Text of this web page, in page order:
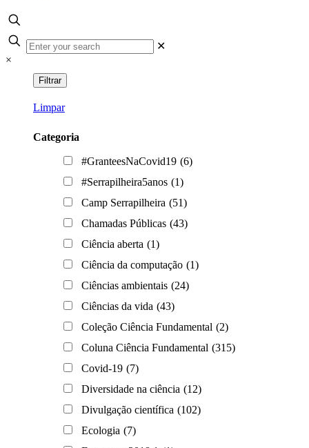
✕
×
Limpar
Categoria
#GranteesNaCovid19 (6)
#Serrapilheira5anos (1)
Camp Serrapilheira (51)
Chamadas Públicas (43)
Ciência aberta (1)
Ciência da computação (1)
Ciências ambientais (24)
Ciências da vida (43)
Coleção Ciência Fundamental (2)
Coluna Ciência Fundamental (315)
Covid-19 (7)
Diversidade na ciência (12)
Divulgação científica (102)
Ecologia (7)